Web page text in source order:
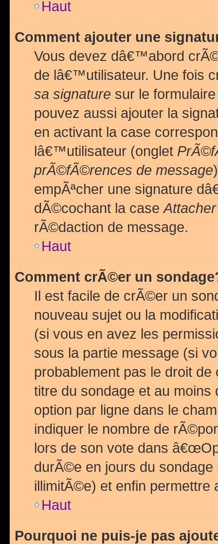
Haut
Comment ajouter une
Vous devez dâ€™abord
de lâ€™utilisateur. Une fois
sa signature sur le
pouvez aussi ajouter la
en activant la case
lâ€™utilisateur (onglet
prÃ©fÃ©rences de message
empÃªcher une signature
dÃ©cochant la case
rÃ©daction de message.
Haut
Comment crÃ©er un
Il est facile de crÃ©er un
nouveau sujet ou la
(si vous en avez les
sous la partie message (si
probablement pas le droit
titre du sondage et au
option par ligne dans le
indiquer le nombre de
lors de son vote dans
durÃ©e en jours du
illimitÃ©e) et enfin permettre
Haut
Pourquoi ne puis-je pas